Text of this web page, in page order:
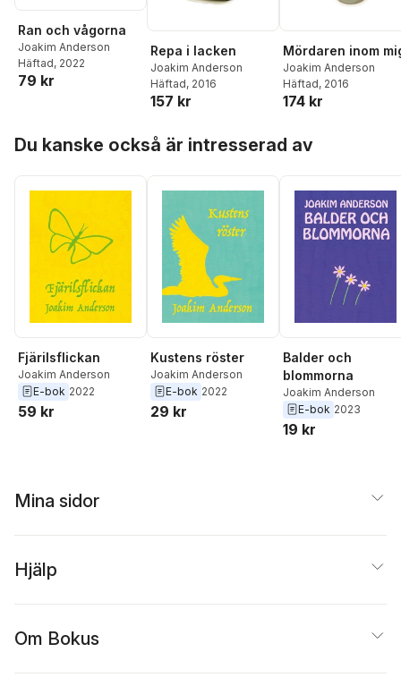
Ran och vågorna
Joakim Anderson
Häftad, 2022
79 kr
Repa i lacken
Joakim Anderson
Häftad, 2016
157 kr
Mördaren inom
Joakim Anderson
Häftad, 2016
174 kr
Du kanske också är intresserad av
Fjärilsflickan
Joakim Anderson
E-bok 2022
59 kr
Kustens röster
Joakim Anderson
E-bok 2022
29 kr
Balder och
blommorna
Joakim Anderson
E-bok 2023
19 kr
Mina sidor
Hjälp
Om Bokus